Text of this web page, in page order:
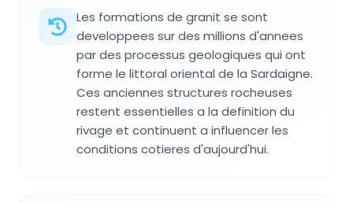
Les formations de granit se sont
developpees sur des millions d'annees
par des processus geologiques qui ont
forme le littoral oriental de la Sardaigne.
Ces anciennes structures rocheuses
restent essentielles a la definition du
rivage et continuent a influencer les
conditions cotieres d'aujourd'hui.